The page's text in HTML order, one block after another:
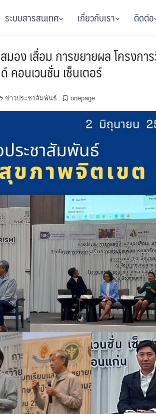
ระบบสารสนเทศ เกี่ยวกับเรา ติดต่อ
ง เสื่อม การขยายผล โครงกา
คอนเวนชั่น เซ็นเตอร์
ข่าวประชาสัมพันธ์ onepage